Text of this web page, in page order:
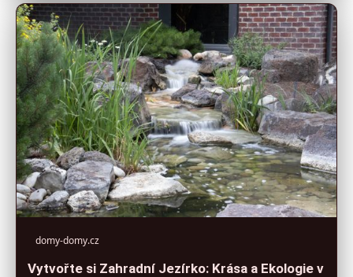
domy-domy.cz
Vytvořte si Zahradní Jezírko: Krása a Ekologie v